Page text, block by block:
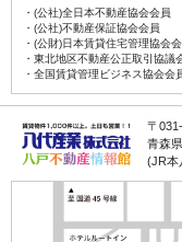
・(公社)全日本不動産協会会員
・(公社)不動産保証協会会員
・(公財)日本賃貸住宅管理協会
・東北地区不動産公正取引協議
・全国賃貸管理ビジネス協会会
〒
青森
(JR本